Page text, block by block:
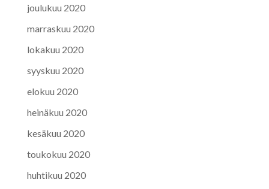
joulukuu 2020
marraskuu 2020
lokakuu 2020
syyskuu 2020
elokuu 2020
heinäkuu 2020
kesäkuu 2020
toukokuu 2020
huhtikuu 2020